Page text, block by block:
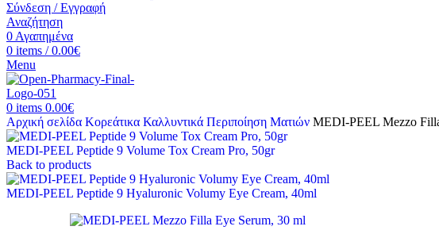
Σύνδεση / Εγγραφή
Αναζήτηση
0 Αγαπημένα
0 items / 0.00€
Menu
0 items 0.00€
Αρχική σελίδα Κορεάτικα Καλλυντικά Περιποίηση Ματιών MEDI-PEEL Mezzo
MEDI-PEEL Peptide 9 Volume Tox Cream Pro, 50gr
Back to products
MEDI-PEEL Peptide 9 Hyaluronic Volumy Eye Cream, 40ml